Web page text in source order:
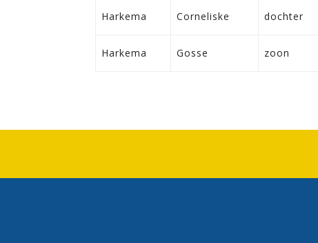
Harkema Corneliske dochter
Harkema Gosse zoon